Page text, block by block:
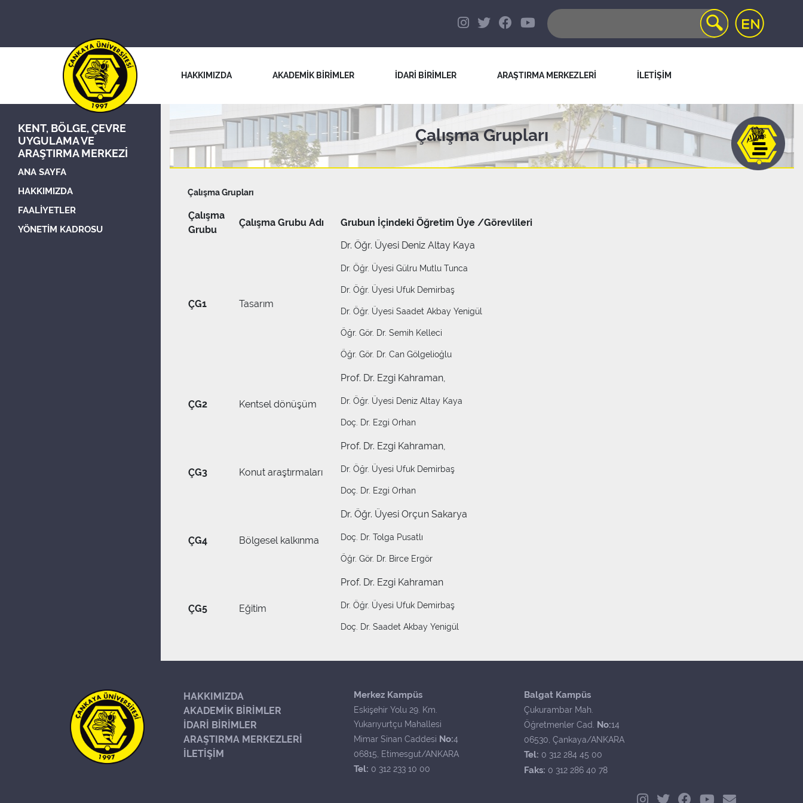
HAKKIMIZDA AKADEMİK BİRİMLER İDARİ BİRİMLER ARAŞTIRMA MERKEZLERİ İLETİŞİM
KENT, BÖLGE, ÇEVRE
UYGULAMA VE
ARAŞTIRMA MERKEZI
ANA SAYFA
HAKKIMIZDA
FAALİYETLER
YÖNETİM KADROSU
Çalışma Grupları
Çalışma Grupları
Çalışma
Grubu
Çalışma Grubu Adı Grubun İçindeki Öğretim Üye /Görevlileri
ÇG1 Tasarım
Dr. Öğr. Üyesi Deniz Altay Kaya
Dr. Öğr. Üyesi Gülru Mutlu Tunca
Dr. Öğr. Üyesi Ufuk Demirbaş
Dr. Öğr. Üyesi Saadet Akbay Yenigül
Öğr. Gör. Dr. Semih Kelleci
Öğr. Gör. Dr. Can Gölgelioğlu
ÇG2 Kentsel dönüşüm
Prof. Dr. Ezgi Kahraman,
Dr. Öğr. Üyesi Deniz Altay Kaya
Doç. Dr. Ezgi Orhan
ÇG3 Konut araştırmaları
Prof. Dr. Ezgi Kahraman,
Dr. Öğr. Üyesi Ufuk Demirbaş
Doç. Dr. Ezgi Orhan
ÇG4 Bölgesel kalkınma
Dr. Öğr. Üyesi Orçun Sakarya
Doç. Dr. Tolga Pusatlı
Öğr. Gör. Dr. Birce Ergör
ÇG5 Eğitim
Prof. Dr. Ezgi Kahraman
Dr. Öğr. Üyesi Ufuk Demirbaş
Doç. Dr. Saadet Akbay Yenigül
HAKKIMIZDA
AKADEMİK BİRİMLER
İDARİ BİRİMLER
ARAŞTIRMA MERKEZLERİ
İLETİŞİM
Merkez Kampüs
Eskişehir Yolu 29. Km.
Yukarıyurtçu Mahallesi
Mimar Sinan Caddesi No:4
06815, Etimesgut/ANKARA
Tel: 0 312 233 10 00
Balgat Kampüs
Çukurambar Mah.
Öğretmenler Cad. No:14
06530, Çankaya/ANKARA
Tel: 0 312 284 45 00
Faks: 0 312 286 40 78